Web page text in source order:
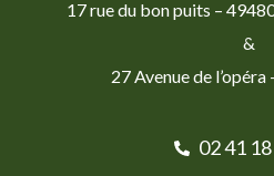
17 rue du bon puits –
&
27 Avenue de
02 41